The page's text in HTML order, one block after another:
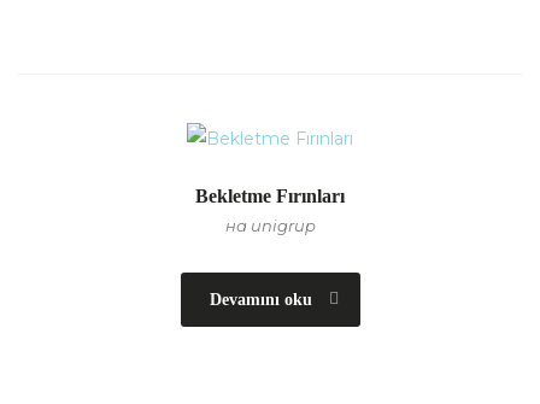
Bekletme Fırınları
на unigrup
Devamını oku